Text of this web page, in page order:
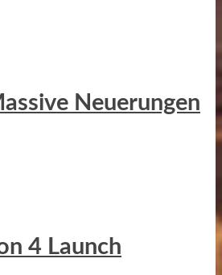
Neuerungen
4 Launch